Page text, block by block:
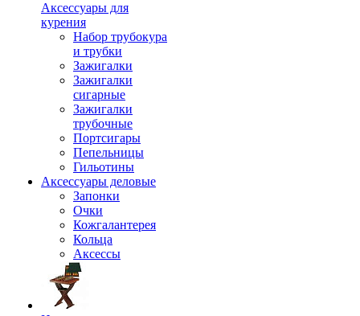
Аксессуары для
курения
Набор трубокура
и трубки
Зажигалки
Зажигалки
сигарные
Зажигалки
трубочные
Портсигары
Пепельницы
Гильотины
Аксессуары деловые
Запонки
Очки
Кожгалантерея
Кольца
Аксессы